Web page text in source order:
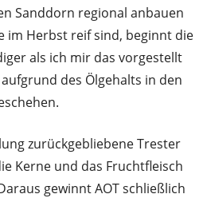
Sanddorn regional anbauen
im Herbst reif sind, beginnt die
als ich mir das vorgestellt
des Ölgehalts in den
zurückgebliebene Trester
Kerne und das Fruchtfleisch
gewinnt AOT schließlich